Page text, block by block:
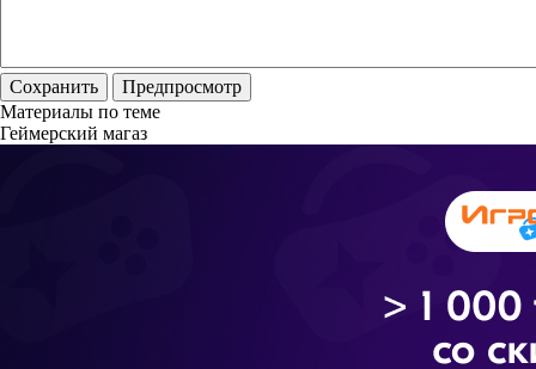
Материалы по теме
Геймерский магаз